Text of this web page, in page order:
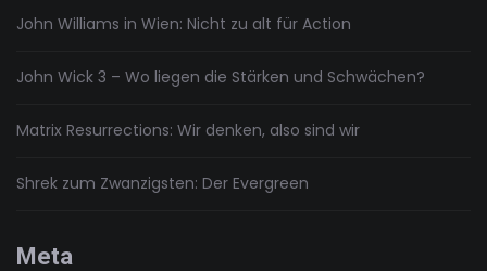
John Williams in Wien: Nicht zu alt für Action
John Wick 3 – Wo liegen die Stärken und Schwächen?
Matrix Resurrections: Wir denken, also sind wir
Shrek zum Zwanzigsten: Der Evergreen
Meta